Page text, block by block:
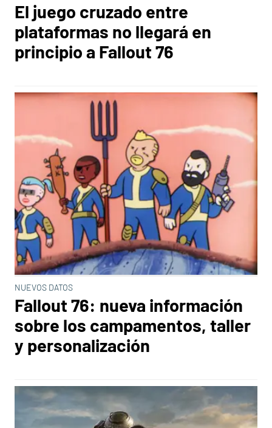
El juego cruzado entre
plataformas no llegará en
principio a Fallout 76
NUEVOS DATOS
Fallout 76: nueva información
sobre los campamentos, taller
y personalización